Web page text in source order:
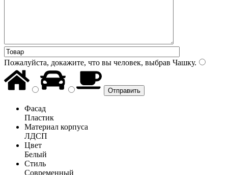
Пожалуйста, докажите, что вы человек, выбрав Чашку.
Фасад
Пластик
Материал корпуса
ЛДСП
Цвет
Белый
Стиль
Современный